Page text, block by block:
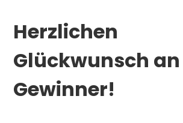
Herzlichen
Glückwunsch
Gewinner!